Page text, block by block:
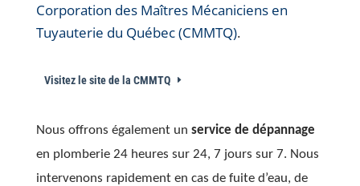
Corporation des Maîtres Mécaniciens en
Tuyauterie du Québec (CMMTQ).
Visitez le site de la CMMTQ
Nous offrons également un service de dépannage
en plomberie 24 heures sur 24, 7 jours sur 7. Nous
intervenons rapidement en cas de fuite d’eau, de